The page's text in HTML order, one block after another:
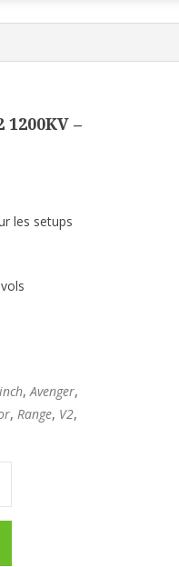
–
les setups
,Avenger,
,Range, V2,